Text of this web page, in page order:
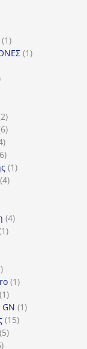
11
προϊόν
11
22
προϊόντα
66
προϊόντα
4
προϊόντα
36
προϊόντα
11
44
44
11
3
προϊόντα
11
11
προϊόν
GN 11
1515
55
6